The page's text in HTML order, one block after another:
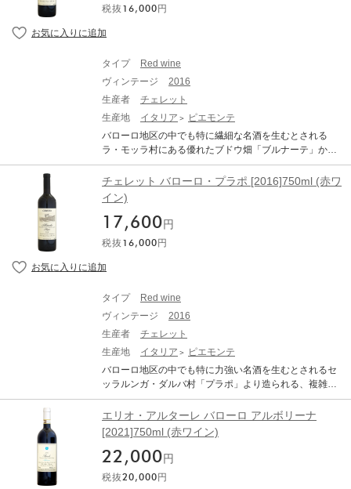
とドライフラワー、スイカ、そして控えめな深みを感じ
えがあり活気に満ち、緊張感と引き締まりがあり、長く
月発売。今すぐ飲んでも、熟成させてもよい。アルド・
フィオルデッリ シニアエディター
009年イタリアを代表するワインガイドのひとつ『エス
プレッソ』誌において、「バルバレスコ クリケット パイ
う、その年最高のワイン(20点満点獲得。もう一本はあ
の、ジャコモ コンテルノのバローロ リゼルヴァ モンフ
ォルティーノ)に選ばれたことで一躍有名になりました。
「バローロ ピラ」は、カスティリオーネ・ファレットに
位置する。3方向を森と崖に囲まれた孤立した畑で砂質が
ロでは珍しい土壌。1989年に購入したロアーニャのモノ
ポール。この畑のネッビオーロはマルゴッタでオリジナ
他の畑と面していないので独自のテロワールが残されて
いる。 Roagna Barolo Pira ロアーニャ バローロ ピラ 生
G. BARBARESCO ぶどう品種：ネッビオーロ 100% アル
コール度数：14.0% 味わい：赤ワイン 辛口 フルボディ ■
１７」ロアーニャの2017ヴィンテージは、ネッビオーロ
時に全房を5%-8%を使用することによって、味わいを和
らげ、飲み心地の良いワインに仕上げました。2017の特
ージと言えます。しかし2017は他の早熟ヴィンテージと
は多くの違いが見られるんです。 【ポリフェノール】 猛
暑の夏が過ぎ、8月末から9月上旬にかけて待望の降雨と
気温の大幅な低下がありました。昼夜の温度差が重要な
のはネッビオーロやバルベーラの中程度の成長サイクル
を持つ黒葡萄のポリフェノールで、他の暑い年とは異な
る値を記録しました。また、ワインの熟成に不可欠な要
素、アントシアニンとタンニン量も優れています。 【成
長サイクル】 2017は出芽から成熟までの期間が例年より
も早かったにもかかわらず平均185日（同じような暑い
税抜 16,000 円
タイプ
Red wine
ヴィンテージ
2016
生産者
チェレット
生産地
イタリア
ピエモンテ
バローロ地区の中でも特に繊細な名酒を生むとされる
ラ・モッラ村にある優れたブドウ畑「ブルナーテ」から
造られる、バラやスミレの香りが漂う、エレガントな赤
ワインです。 1939年、リッカルド・チェレットがピエモ
ンテ州アルバにワイナリーの基礎を築き、彼の息子であ
り、70歳を超えた現在も会社の経営に携わるブルーノ・
チェレットとマルチェロ・チェレットの兄弟が1960年代
にワイナリーを引継ぎました。「最上の畑で最上の酒を
つくる」というポリシーを実現するため、バローロやバ
ルバレスコの畑を購入し、醸造所も建設しました。 現在
し、イタリア最高の赤ワインであるバローロ、それと並
び賞されるバルバレスコの最高の造り手のひとつとし
て、確固たる地位を確立しています。また、ワインのみ
ならずピエモンテの食文化を世界に発信しているワイナ
リーです。 「バローロ・ブルナーテ」 は、バローロ地区
ある優れたブドウ畑。優れた年だけ造る特醸品です。標
高が高いラ モッラ村のブルナーテ畑のブドウを使用。非
凝縮感と豊かなアロマ香りを持つ、エレガントで優雅な
バローロ。 ■テクニカル情報■ 平均樹齢約35年、所有面
レンチオーク樽で約9ヶ月、オーストリア製の大樽で約1
8ヶ月熟成。瓶熟12ヶ月。ファーストヴィンテージは197
チェレット バローロ・プラポ [2016]750ml (赤ワ
イン)
17,600 円
税抜 16,000 円
タイプ
Red wine
ヴィンテージ
2016
生産者
チェレット
生産地
イタリア
ピエモンテ
バローロ地区の中でも特に力強い名酒を生むとされるセ
ッラルンガ・ダルバ村「プラポ」より造られる、複雑
で、骨格のしっかりした長熟型のバローロ。 1939年、リ
ッカルド・チェレットがピエモンテ州アルバにワイナリ
ーの基礎を築き、彼の息子であり、70歳を超えた現在も
会社の経営に携わるブルーノ・チェレットとマルチェ
ロ・チェレットの兄弟が1960年代にワイナリーを引継ぎ
ました。「最上の畑で最上の酒をつくる」というポリシ
ーを実現するため、バローロやバルバレスコの畑を購入
エリオ・アルターレ バローロ アルボリーナ
[2021]750ml (赤ワイン)
22,000 円
税抜20,000 円